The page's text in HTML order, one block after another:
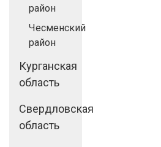
район
Чесменский
район
Курганская
область
Свердловская
область